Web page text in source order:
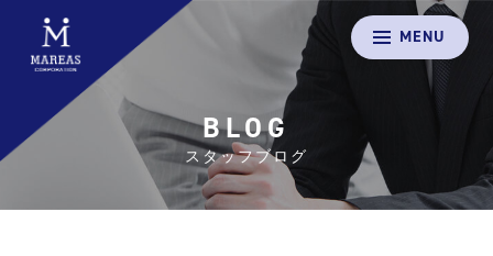
MENU
BLOG
スタッフブログ